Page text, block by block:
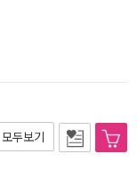
모두보기